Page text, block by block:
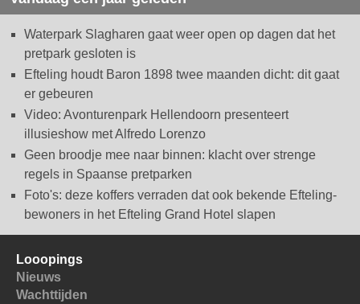
Waterpark Slagharen gaat weer open op dagen dat het
pretpark gesloten is
Efteling houdt Baron 1898 twee maanden dicht: dit gaat
er gebeuren
Video: Avonturenpark Hellendoorn presenteert
illusieshow met Alfredo Lorenzo
Geen broodje mee naar binnen: klacht over strenge
regels in Spaanse pretparken
Foto's: deze koffers verraden dat ook bekende Efteling-
bewoners in het Efteling Grand Hotel slapen
Looopings
Nieuws
Wachttijden